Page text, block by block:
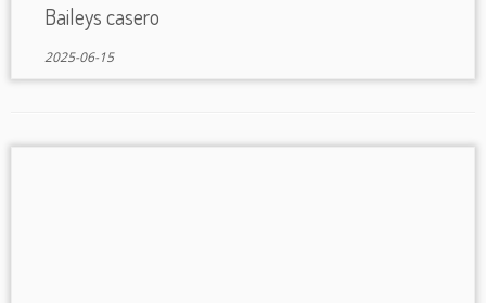
Baileys casero
2025-06-15